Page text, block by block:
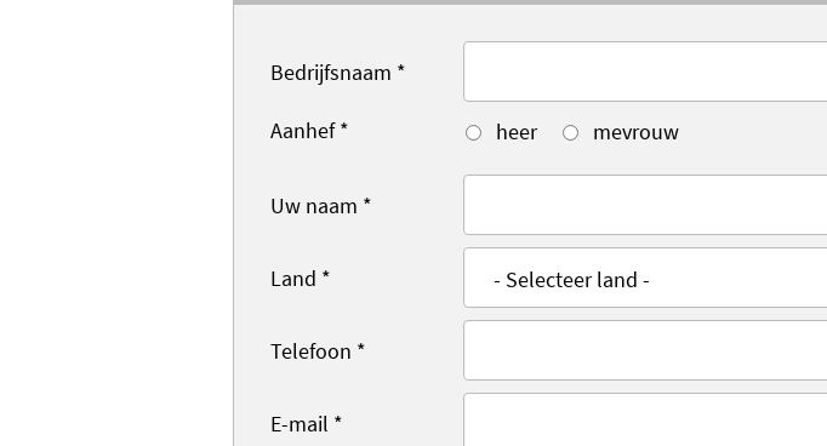
Bedrijfsnaam *
Aanhef* heer mevrouw
Uw naam *
Land *
Telefoon *
E-mail *